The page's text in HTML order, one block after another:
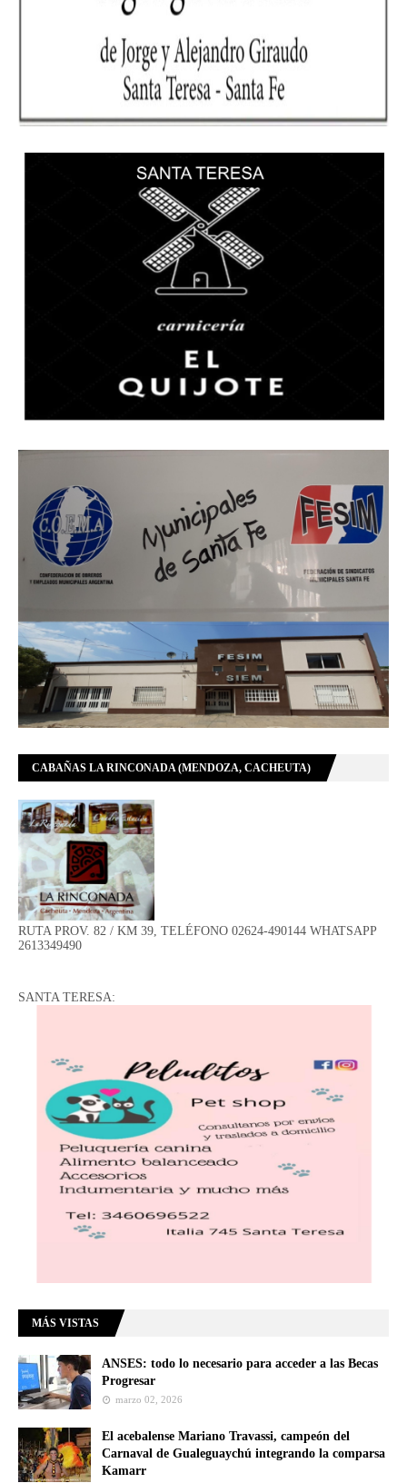
CABAÑAS LA RINCONADA (MENDOZA, CACHEUTA)
RUTA PROV. 82 / KM 39, TELÉFONO 02624-490144 WHATSAPP
2613349490
SANTA TERESA:
MÁS VISTAS
ANSES: todo lo necesario para acceder a las Becas
Progresar
marzo 02, 2026
El acebalense Mariano Travassi, campeón del
Carnaval de Gualeguaychú integrando la comparsa
Kamarr